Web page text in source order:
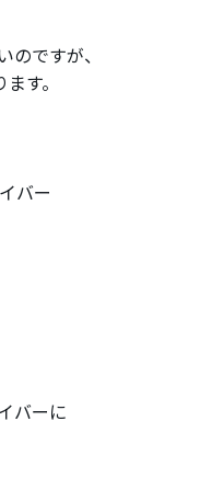
ですが、
す。
バー
バーに